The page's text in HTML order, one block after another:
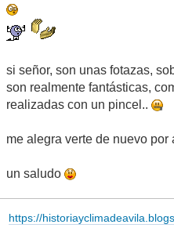
si señor, son unas fotazas,
son realmente fantásticas,
realizadas con un pincel..
me alegra verte de nuevo
un saludo
https://